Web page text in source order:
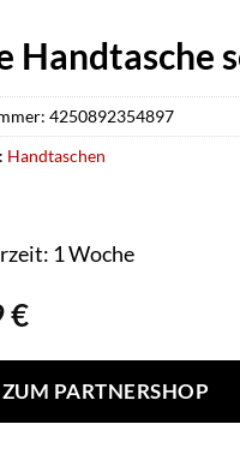
Handtasche
€
1 Woche
ZUM PARTNERSHOP
4250892354897
Handtaschen